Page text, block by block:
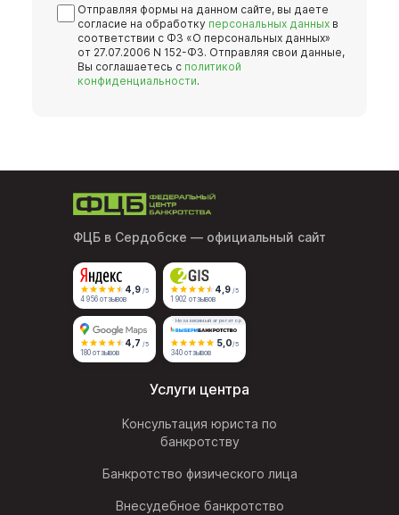
Отправляя формы на данном сайте, вы даете
согласие на обработку персональных данных в
соответствии с ФЗ «О персональных данных»
от 27.07.2006 N 152-ФЗ. Отправляя свои данные,
Вы соглашаетесь с политикой
конфиденциальности.
ФЦБ в Сердобске — официальный сайт
4,9 /5
4 956 отзывов
4,9 /5
1 902 отзывов
4,7 /5
180 отзывов
Независимый агрегатор
5,0/5
340 отзывов
Услуги центра
Консультация юриста по
банкротству
Банкротство физического лица
Внесудебное банкротство